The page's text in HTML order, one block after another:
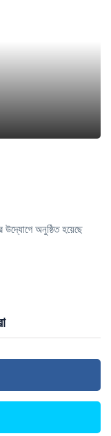
উদ্যোগে অনুষ্ঠিত হয়েছে